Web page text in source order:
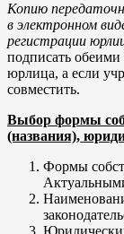
Копию
в электронном
регистрации
подписать
юрлица, а если
совместить.
Выбор формы
(названия),
Формы